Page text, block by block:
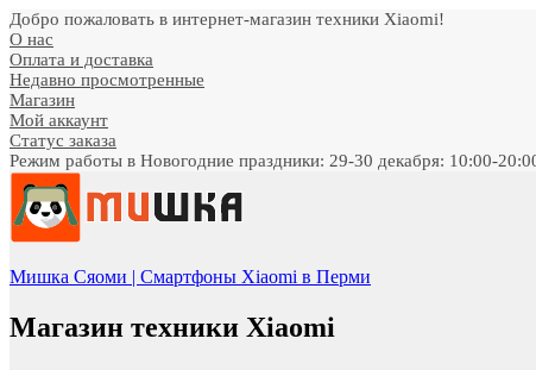
Добро пожаловать в интернет-магазин техники Xiaomi!
О нас
Оплата и доставка
Недавно просмотренные
Магазин
Мой аккаунт
Статус заказа
Режим работы в Новогодние праздники: 29-30 декабря: 10:00-
Мишка Сяоми | Смартфоны Xiaomi в Перми
Магазин техники Xiaomi